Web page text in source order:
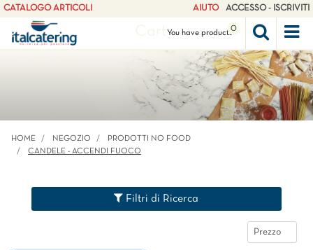
CATALOGO ARTICOLI AIUTO ACCESSO - ISCRIVITI
You have
0
products
HOME NEGOZIO
PRODOTTI NO FOOD
CANDELE - ACCENDI FUOCO
Filtri di Ricerca